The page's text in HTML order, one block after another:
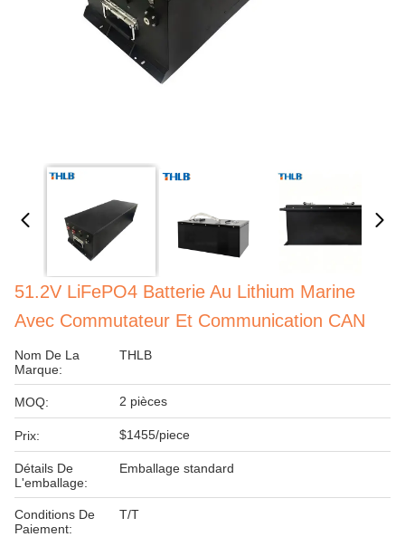
51.2V LiFePO4 Batterie Au Lithium Marine
Avec Commutateur Et Communication CAN
Nom De La
Marque:
THLB
MOQ: 2 pièces
Prix: $1455/piece
Détails De
L'emballage:
Emballage standard
Conditions De
Paiement:
T/T